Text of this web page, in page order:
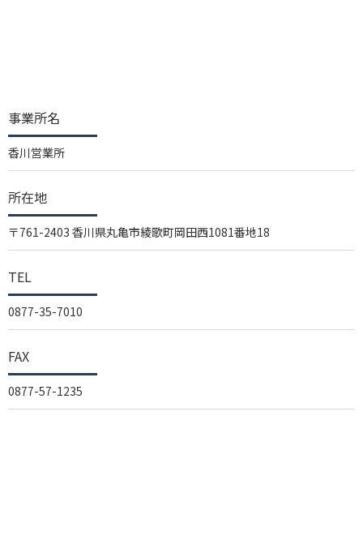
事業所名
香川営業所
所在地
〒761-2403 香川県丸亀市綾歌町岡田西1081番地18
TEL
0877-35-7010
FAX
0877-57-1235